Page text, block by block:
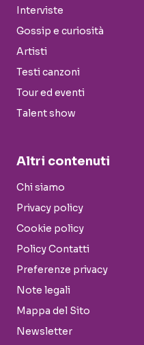
Interviste
Gossip e curiosità
Artisti
Testi canzoni
Tour ed eventi
Talent show
Altri contenuti
Chi siamo
Privacy policy
Cookie policy
Policy Contatti
Preferenze privacy
Note legali
Mappa del Sito
Newsletter